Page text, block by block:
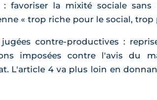
favoriser la mixité sociale
« trop riche pour le social,
contre-productives :
imposées contre l'avis du
L'article 4 va plus loin en